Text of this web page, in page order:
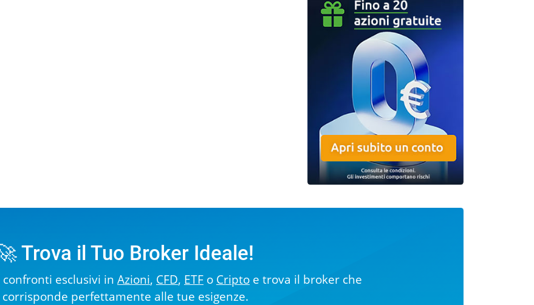
Trova il Tuo Broker Ideale!
esclusivi in Azioni, CFD, ETFo Criptoe trova il broker che
corrisponde perfettamente alle tue esigenze.